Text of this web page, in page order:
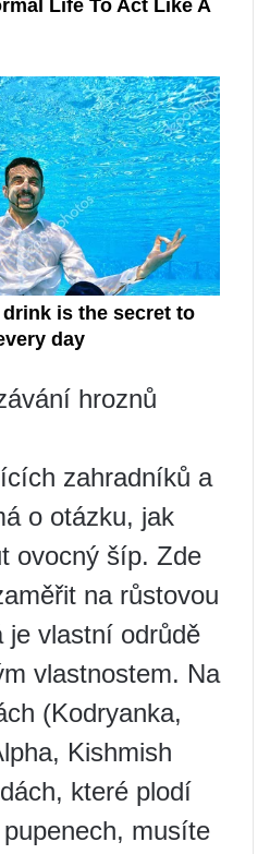
hroznů
zahradníků a
o otázku, jak
ovocný šíp. Zde
na růstovou
je vlastní odrůdě
vlastnostem. Na
(Kodryanka,
Kishmish
které plodí
musíte